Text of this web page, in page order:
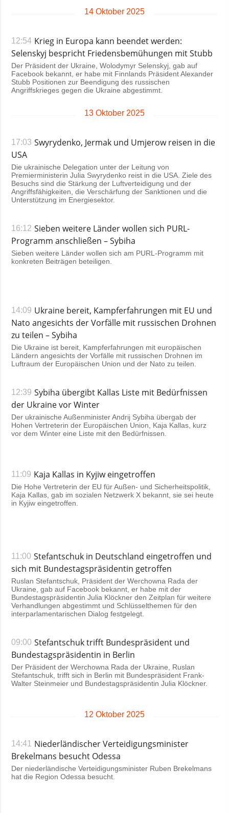
14 Oktober 2025
12:54 Krieg in Europa kann beendet werden:
Selenskyj bespricht Friedensbemühungen mit Stubb
Der Präsident der Ukraine, Wolodymyr Selenskyj, gab auf
Facebook bekannt, er habe mit Finnlands Präsident Alexander
Stubb Positionen zur Beendigung des russischen
Angriffskrieges gegen die Ukraine abgestimmt.
13 Oktober 2025
17:03 Swyrydenko, Jermak und Umjerow reisen in die
USA
Die ukrainische Delegation unter der Leitung von
Premierministerin Julia Swyrydenko reist in die USA. Ziele des
Besuchs sind die Stärkung der Luftverteidigung und der
Angriffsfähigkeiten, die Verschärfung der Sanktionen und die
Unterstützung im Energiesektor.
16:12 Sieben weitere Länder wollen sich PURL-
Programm anschließen – Sybiha
Sieben weitere Länder wollen sich am PURL-Programm mit
konkreten Beiträgen beteiligen.
14:09 Ukraine bereit, Kampferfahrungen mit EU und
Nato angesichts der Vorfälle mit russischen Drohnen
zu teilen – Sybiha
Die Ukraine ist bereit, Kampferfahrungen mit europäischen
Ländern angesichts der Vorfälle mit russischen Drohnen im
Luftraum der Europäischen Union und der Nato zu teilen.
12:39 Sybiha übergibt Kallas Liste mit Bedürfnissen
der Ukraine vor Winter
Der ukrainische Außenminister Andrij Sybiha übergab der
Hohen Vertreterin der Europäischen Union, Kaja Kallas, kurz
vor dem Winter eine Liste mit den Bedürfnissen.
11:09 Kaja Kallas in Kyjiw eingetroffen
Die Hohe Vertreterin der EU für Außen- und Sicherheitspolitik,
Kaja Kallas, gab im sozialen Netzwerk X bekannt, sie sei heute
in Kyjiw eingetroffen.
11:00 Stefantschuk in Deutschland eingetroffen und
sich mit Bundestagspräsidentin getroffen
Ruslan Stefantschuk, Präsident der Werchowna Rada der
Ukraine, gab auf Facebook bekannt, er habe mit der
Bundestagspräsidentin Julia Klöckner den Zeitplan für weitere
Verhandlungen abgestimmt und Schlüsselthemen für den
interparlamentarischen Dialog festgelegt.
09:00 Stefantschuk trifft Bundespräsident und
Bundestagspräsidentin in Berlin
Der Präsident der Werchowna Rada der Ukraine, Ruslan
Stefantschuk, trifft sich in Berlin mit Bundespräsident Frank-
Walter Steinmeier und Bundestagspräsidentin Julia Klöckner.
12 Oktober 2025
14:41 Niederländischer Verteidigungsminister
Brekelmans besucht Odessa
Der niederländische Verteidigungsminister Ruben Brekelmans
hat die Region Odessa besucht.